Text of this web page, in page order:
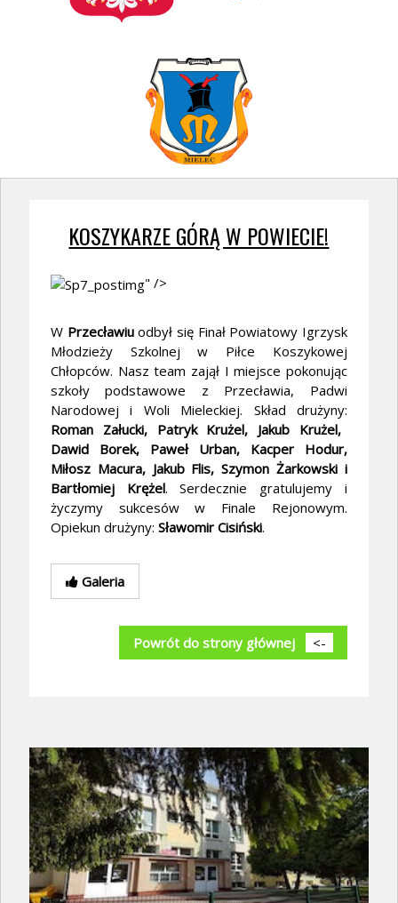
KOSZYKARZE GÓRĄ W POWIECIE!
" />
W Przecławiuodbył się Finał Powiatowy Igrzysk
Młodzieży Szkolnej w Piłce Koszykowej
Chłopców. Nasz team zajął I miejsce pokonując
szkoły podstawowe z Przecławia, Padwi
Narodowej i Woli Mieleckiej. Skład drużyny:
Roman Załucki, Patryk Krużel, Jakub Krużel,
Dawid Borek, Paweł Urban, Kacper Hodur,
Miłosz Macura, Jakub Flis, Szymon Żarkowski i
Bartłomiej Krężel. Serdecznie gratulujemy i
życzymy sukcesów w Finale Rejonowym.
Opiekun drużyny: Sławomir Cisiński.
Galeria
Powrót do strony głównej <-